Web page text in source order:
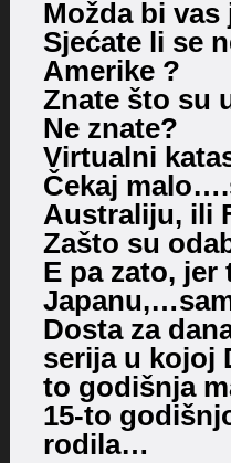
Možda bi
Sjećate li se
Amerike ?
Znate što su
Ne znate?
Virtualni
Čekaj
Australiju, ili
Zašto su
E pa zato,
Dosta za
serija u kojoj
to godišnja
15-to
rodila…